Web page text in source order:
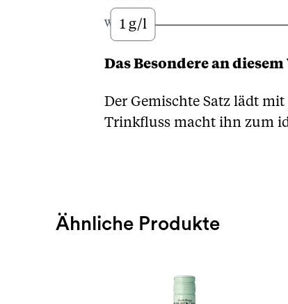
Wenig1 g/l
Das Besondere an diesem
Der Gemischte Satz lädt
Trinkfluss macht ihn zum
Ähnliche Produkte